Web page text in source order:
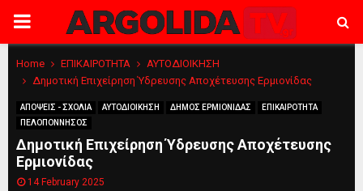
PRIMARY
MENU
Home ΕΠΙΚΑΙΡΟΤΗΤΑ
ΑΥΤΟΔΙΟΙΚΗΣΗ
Δημοτική Επιχείρηση Ύδρευσης Αποχέτευσης Ερμιονίδας
ΑΠΟΨΕΙΣ - ΣΧΟΛΙΑ ΑΥΤΟΔΙΟΙΚΗΣΗ ΔΗΜΟΣ ΕΡΜΙΟΝΙΔΑΣ
ΕΠΙΚΑΙΡΟΤΗΤΑ
ΠΕΛΟΠΟΝΝΗΣΟΣ
Δημοτική Επιχείρηση Ύδρευσης Αποχέτευσης
Ερμιονίδας
14 February 2025